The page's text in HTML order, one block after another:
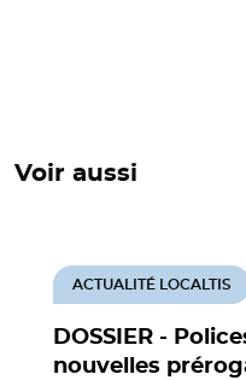
Voir aussi
DOSSIER -
nouvelles
ACTUALITÉ LOCALTIS